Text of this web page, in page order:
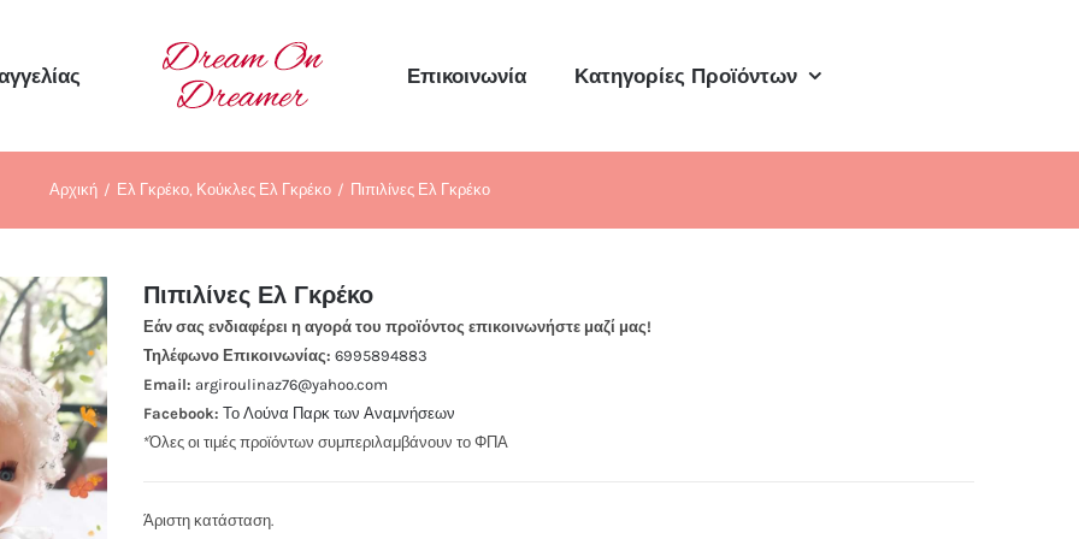
Επικοινωνία Κατηγορίες Προϊόντων
Αρχική Ελ Γκρέκο Κούκλες Ελ Γκρέκο Πιπιλίνες Ελ Γκρέκο
Πιπιλίνες Ελ Γκρέκο
Εάν σας ενδιαφέρει η αγορά του προϊόντος επικοινωνήστε μαζί μας!
Τηλέφωνο Επικοινωνίας: 6995894883
Email: argiroulinaz76@yahoo.com
Facebook: Το Λούνα Παρκ των Αναμνήσεων
*Όλες οι τιμές προϊόντων συμπεριλαμβάνουν το ΦΠΑ
Άριστη κατάσταση.